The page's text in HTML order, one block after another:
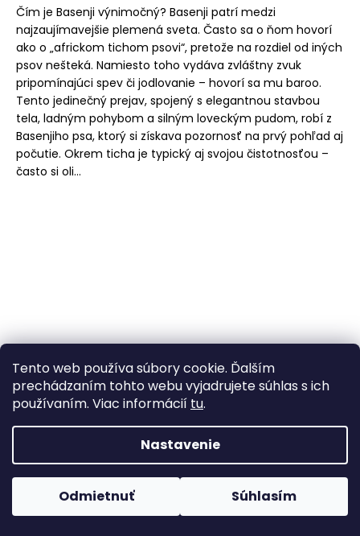
Tento web používa súbory cookie. Ďalším
prechádzaním tohto webu vyjadrujete súhlas s ich
používaním. Viac informácií tu.
Nastavenie
Odmietnuť Súhlasím
Čím je Basenji výnimočný? Basenji patrí medzi
najzaujímavejšie plemená sveta. Často sa o ňom hovorí
ako o „africkom tichom psovi“, pretože na rozdiel od iných
psov nešteká. Namiesto toho vydáva zvláštny zvuk
pripomínajúci spev či jodlovanie – hovorí sa mu baroo.
Tento jedinečný prejav, spojený s elegantnou stavbou
tela, ladným pohybom a silným loveckým pudom, robí z
Basenjiho psa, ktorý si získava pozornosť na prvý pohľad aj
počutie. Okrem ticha je typický aj svojou čistotnosťou –
často si oli...